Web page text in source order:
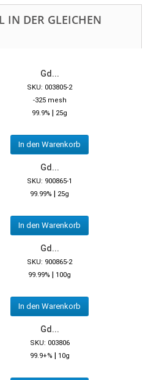
IN DER GLEICHEN
Gd...
SKU: 003805-2
-325 mesh
99.9% | 25g
In den Warenkorb
Gd...
SKU: 900865-1
99.99% | 25g
In den Warenkorb
Gd...
SKU: 900865-2
99.99% | 100g
In den Warenkorb
Gd...
SKU: 003806
99.9+% | 10g